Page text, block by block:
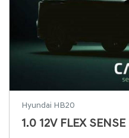
Hyundai HB20
1.0 12V FLEX